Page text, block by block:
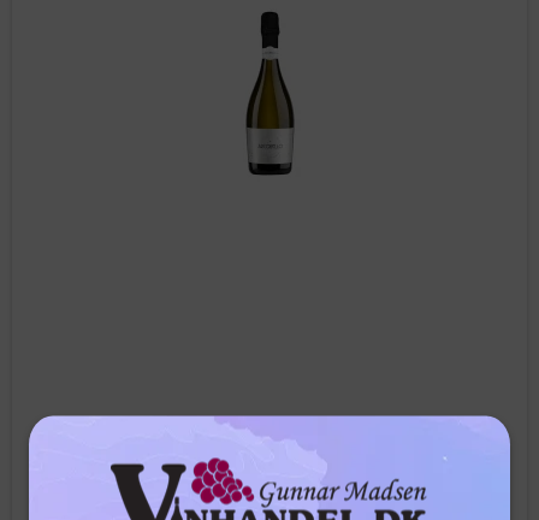
Arcobello - Spumante Extra Dry
Arcobello er en elegant og livlig spumante